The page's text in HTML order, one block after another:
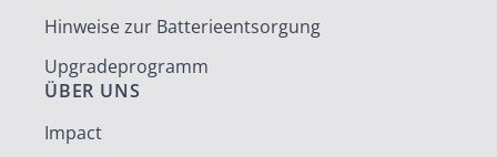
Hinweise zur Batterieentsorgung
Upgradeprogramm
ÜBER UNS
Impact